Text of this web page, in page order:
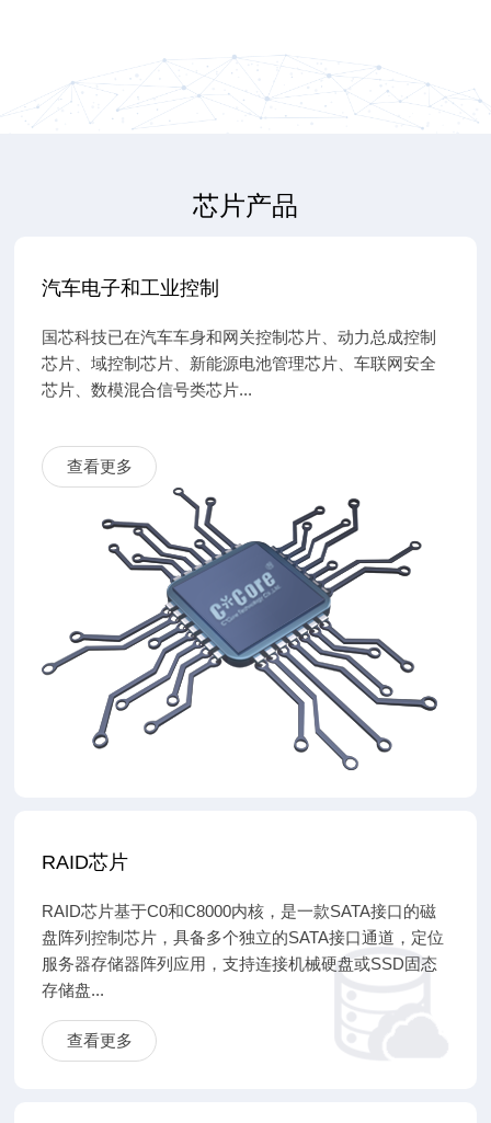
芯片产品
汽车电子和工业控制
国芯科技已在汽车车身和网关控制芯片、动力总成控制
芯片、域控制芯片、新能源电池管理芯片、车联网安全
芯片、数模混合信号类芯片...
查看更多
RAID芯片
RAID芯片基于C0和C8000内核，是一款SATA接口的磁
盘阵列控制芯片，具备多个独立的SATA接口通道，定位
服务器存储器阵列应用，支持连接机械硬盘或SSD固态
存储盘...
查看更多